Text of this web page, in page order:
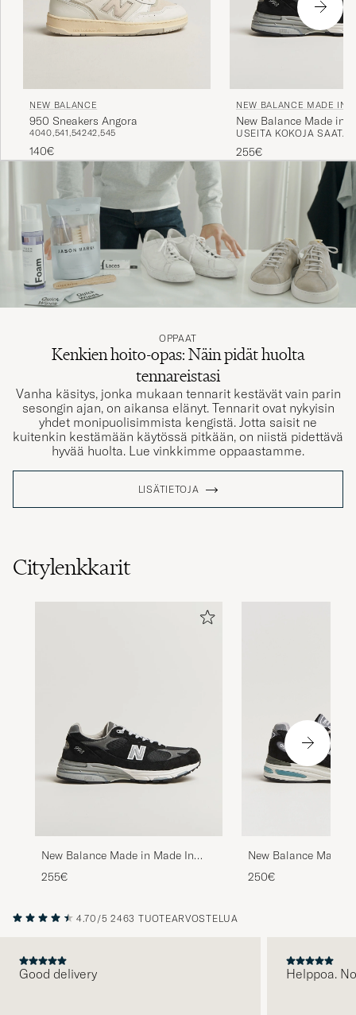
NEW BALANCE
950 Sneakers Angora
4040,541,54242,545
140€
NEW BALANCE MADE IN
New Balance Made in
USA 993 Sneakers
USEITA KOKOJA
255€
OPPAAT
Kenkien hoito-opas: Näin pidät huolta
tennareistasi
Vanha käsitys, jonka mukaan tennarit kestävät vain parin
sesongin ajan, on aikansa elänyt. Tennarit ovat nykyisin
yhdet monipuolisimmista kengistä. Jotta saisit ne
kuitenkin kestämään käytössä pitkään, on niistä pidettävä
hyvää huolta. Lue vinkkimme oppaastamme.
LISÄTIETOJA
Citylenkkarit
New Balance Made in Made In
USA 993 Sneakers Black
255€
New Balance Made
Sneakers Black
250€
4.70/5 2463 TUOTEARVOSTELUA
Good delivery Helppoa.